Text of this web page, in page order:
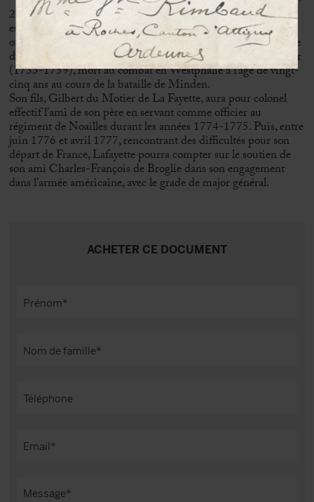
2
duc de Broglie et 1 erprince de Broglie du Saint-Empire,
est le frère de Charles-François de Broglie (1719-1781),
officier général et diplomate. Ce dernier fut un intime du père
du marquis de Lafayette, Michel Louis Christophe du Motier
(1733-1759), mort au combat en Westphalie à l’âge de vingt-
cinq ans au cours de la bataille de Minden.
Son fils, Gilbert du Motier de La Fayette, aura pour colonel
effectif l’ami de son père en servant comme officier au
régiment de Noailles durant les années 1774-1775. Puis, entre
juin 1776 et avril 1777, rencontrant des difficultés pour son
départ de France, Lafayette pourra compter sur le soutien de
son ami Charles-François de Broglie dans son engagement
dans l’armée américaine, avec le grade de major général.
ACHETER CE DOCUMENT